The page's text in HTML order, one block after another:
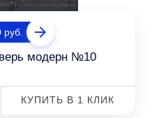
руб.
модерн №10
КУПИТЬ В 1 КЛИК